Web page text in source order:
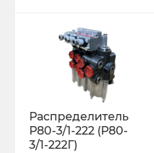
Распределитель
Р80-3/1-222 (Р80-
3/1-222Г)